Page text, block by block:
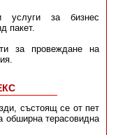
услуги за бизнес
пакет.
за провеждане на
състоящ се от пет
обширна терасовидна